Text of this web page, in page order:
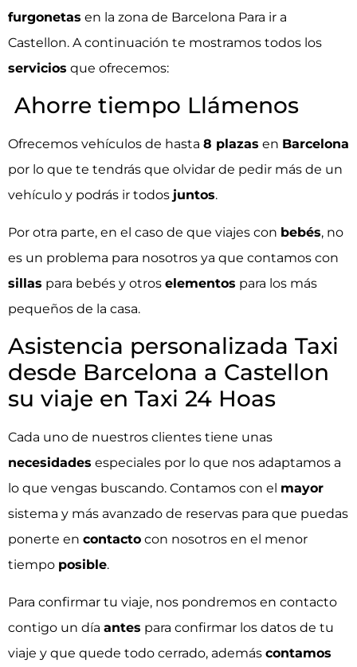
furgonetas en la zona de Barcelona Para ir a
Castellon. A continuación te mostramos todos los
servicios que ofrecemos:
Ahorre tiempo Llámenos
Ofrecemos vehículos de hasta 8 plazas en Barcelona
por lo que te tendrás que olvidar de pedir más de un
vehículo y podrás ir todos juntos.
Por otra parte, en el caso de que viajes con bebés, no
es un problema para nosotros ya que contamos con
sillas para bebés y otros elementos para los más
pequeños de la casa.
Asistencia personalizada Taxi
desde Barcelona a Castellon
su viaje en Taxi 24 Hoas
Cada uno de nuestros clientes tiene unas
necesidades especiales por lo que nos adaptamos a
lo que vengas buscando. Contamos con el mayor
sistema y más avanzado de reservas para que puedas
ponerte en contacto con nosotros en el menor
tiempo posible.
Para confirmar tu viaje, nos pondremos en contacto
contigo un día antes para confirmar los datos de tu
viaje y que quede todo cerrado, además contamos